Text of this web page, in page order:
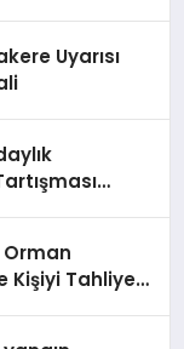
Uyarısı
Orman
Kişiyi Tahliye